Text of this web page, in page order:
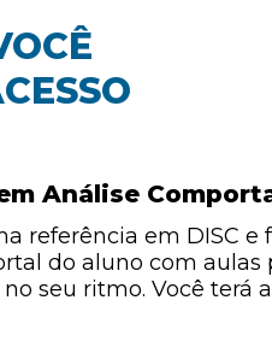
Análise
referência em DISC e
do aluno com aulas
seu ritmo. Você terá